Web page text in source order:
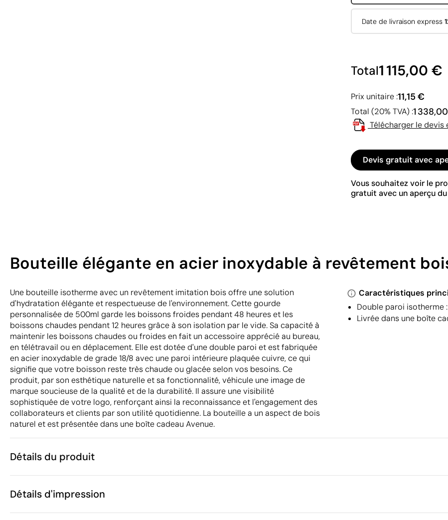
Date de livraison express
Total1 115,00 €
Prix unitaire :11,15 €
Total (20% TVA) :1
Télécharger le devis
Devis gratuit avec
Vous souhaitez voir le
gratuit avec un aperçu
Bouteille élégante en acier inoxydable à revêtement
Une bouteille isotherme avec un revêtement imitation bois offre une solution
d'hydratation élégante et respectueuse de l'environnement. Cette gourde
personnalisée de 500ml garde les boissons froides pendant 48 heures et les
boissons chaudes pendant 12 heures grâce à son isolation par le vide. Sa capacité à
maintenir les boissons chaudes ou froides en fait un accessoire apprécié au bureau,
en télétravail ou en déplacement. Elle est dotée d'une double paroi et est fabriquée
en acier inoxydable de grade 18/8 avec une paroi intérieure plaquée cuivre, ce qui
signifie que votre boisson reste très chaude ou glacée selon vos besoins. Ce
produit, par son esthétique naturelle et sa fonctionnalité, véhicule une image de
marque soucieuse de la qualité et de la durabilité. Il assure une visibilité
sophistiquée de votre logo, renforçant ainsi la reconnaissance et l'engagement des
collaborateurs et clients par son utilité quotidienne. La bouteille a un aspect de bois
naturel et est présentée dans une boîte cadeau Avenue.
Caractéristiques
Double paroi isotherme
Livrée dans une boîte
Détails du produit
Caractéristiques
Code du produit
Emballage
Détails d'impression